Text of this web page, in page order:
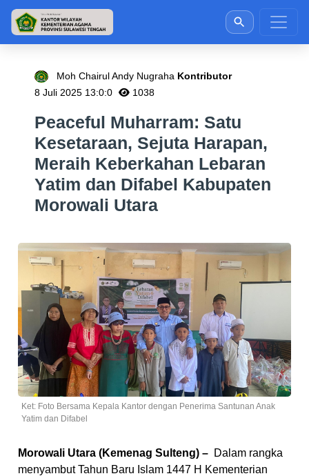
Moh Chairul Andy Nugraha Kontributor
8 Juli 2025 13:0:0
1038
Peaceful Muharram: Satu
Kesetaraan, Sejuta Harapan,
Meraih Keberkahan Lebaran
Yatim dan Difabel Kabupaten
Morowali Utara
Ket: Foto Bersama Kepala Kantor dengan Penerima Santunan Anak
Yatim dan Difabel
Morowali Utara (Kemenag Sulteng) – Dalam rangka
menyambut Tahun Baru Islam 1447 H Kementerian